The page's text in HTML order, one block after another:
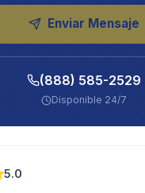
Enviar Mensaje
(888) 585-2529
Disponible 24/7
5.0